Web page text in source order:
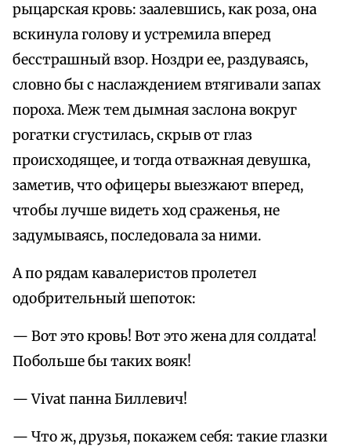
рыцарская кровь: заалевшись, как роза, она
вскинула голову и устремила вперед
бесстрашный взор. Ноздри ее, раздуваясь,
словно бы с наслаждением втягивали запах
пороха. Меж тем дымная заслона вокруг
рогатки сгустилась, скрыв от глаз
происходящее, и тогда отважная девушка,
заметив, что офицеры выезжают вперед,
чтобы лучше видеть ход сраженья, не
задумываясь, последовала за ними.
А по рядам кавалеристов пролетел
одобрительный шепоток:
— Вот это кровь! Вот это жена для солдата!
Побольше бы таких вояк!
— Vivat панна Биллевич!
— Что ж, друзья, покажем себя: такие глазки